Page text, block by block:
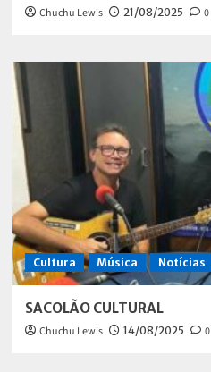
Chuchu Lewis 21/08/2025 0
Cultura Música Notícias
SACOLÃO CULTURAL
Chuchu Lewis 14/08/2025 0